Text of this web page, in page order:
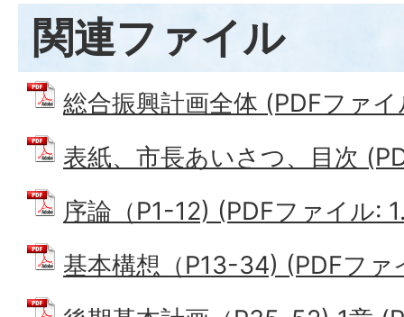
関連ファイル
総合振興計画全体 (PDFファ
表紙、市長あいさつ、目次
序論（P1-12) (PDFファイル:
基本構想（P13-34) (PDFファ